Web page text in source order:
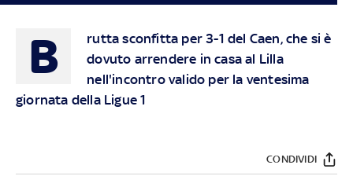
B
rutta sconfitta per 3-1 del Caen, che si è
dovuto arrendere in casa al Lilla
nell'incontro valido per la ventesima
giornata della Ligue 1
CONDIVIDI